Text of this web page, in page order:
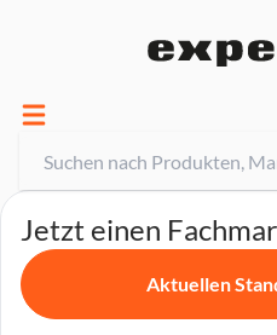
Jetzt einen
Aktuellen